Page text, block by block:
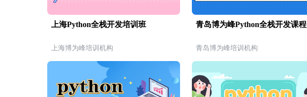
上海Python全栈开发培训班
上海博为峰培训机构
青岛博为峰Python全栈开发课程
青岛博为峰培训机构